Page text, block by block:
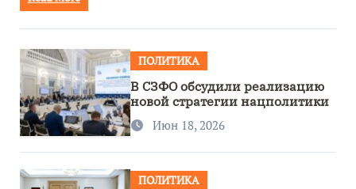
ПОЛИТИКА
В СЗФО обсудили реализацию
новой стратегии нацполитики
Июн 18, 2026
ПОЛИТИКА